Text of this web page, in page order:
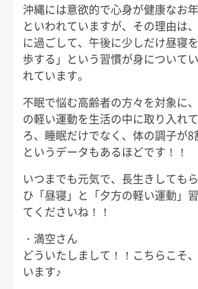
沖縄には意欲的で心身が健康なお
といわれていますが、その理由は
に過ごして、午後に少しだけ昼寝
歩する」という習慣が身について
れています。
不眠で悩む高齢者の方々を対象に
の軽い運動を生活の中に取り入れ
ろ、睡眠だけでなく、体の調子が
というデータもあるほどです！！
いつまでも元気で、長生きしても
ひ「昼寝」と「夕方の軽い運動」
てくださいね！！
・満空さん
どういたしまして！！こちらこそ
います♪